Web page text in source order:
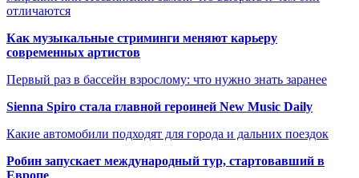
отличаются
Как музыкальные стриминги меняют карьеру
современных артистов
Первый раз в бассейн взрослому: что нужно знать заранее
Sienna Spiro стала главной героиней New Music Daily
Какие автомобили подходят для города и дальних поездок
Робин запускает международный тур, стартовавший в
Европе